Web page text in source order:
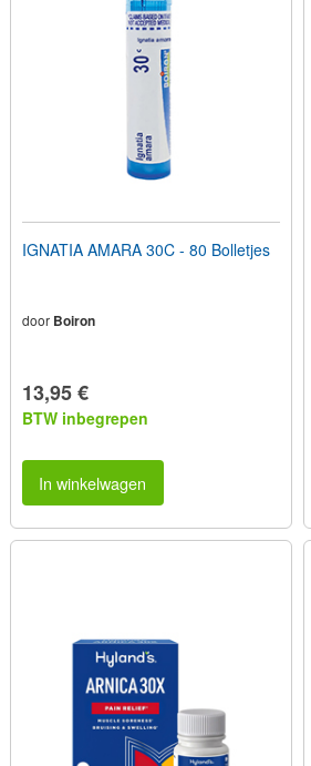
IGNATIA AMARA 30C - 80 Bolletjes
door Boiron
13,95 €
BTW inbegrepen
In winkelwagen